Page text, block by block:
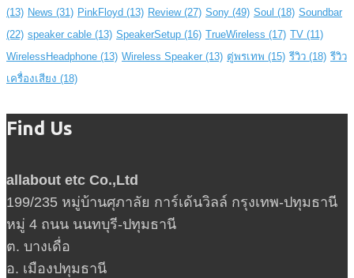
(13) News (31) PinkFloyd (13) Review(27) Sony (49) Soul (18) Soundbar
(22) speaker cable (13) SpeakerSetup (16) TrueWireless (17) TV (11)
WirelessHeadphone (13) Wireless Speaker (13) ตู่พรเทพ (15) รีวิว (18) รีวิว
เครื่องเสียง (18)
Find Us
allabout etc Co.,Ltd
199/235 หมู่บ้านศุภาลัย การ์เด้นวิลล์ กรุงเทพ-ปทุมธานี
หมู่ 4 ถนน นนทบุรี-ปทุมธานี
ต. บางเดื่อ
อ. เมืองปทุมธานี